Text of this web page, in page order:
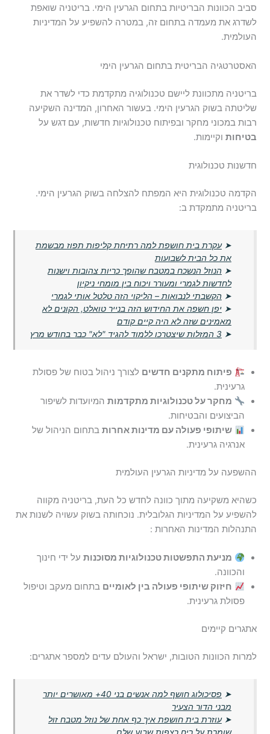
סביב הכוונות הבריטיות בתחום הגרעין הימי. בריטניה שואפת
לשדרג את מעמדה בתחום זה, במטרה להשפיע על המדיניות
העולמית.
האסטרטגיה הבריטית בתחום הגרעין הימי
בריטניה מתכוונת ליישם טכנולוגיה מתקדמת כדי לשדר את
שליטתה בשוק הגרעין הימי. בעשור האחרון, המדינה השקיעה
רבות במכוני מחקר ובפיתוח טכנולוגיות חדשות, עם דגש על
בטיחות וקיימות.
חדשנות טכנולוגית
הקדמה טכנולוגית היא המפתח להצלחה בשוק הגרעין הימי.
בריטניה מתמקדת ב:
➤עקרת בית חושפת למה רתיחת קליפות תפוז מבשמת
את כל הבית לשבועות
➤ הנוזל הנשכח במטבח שהופך כריות צהובות וישנות
לחדשות לגמרי ומעורר ויכוח בין מומחי ניקיון
➤ הקשבתי לנבואות – הליקוי הזה טלטל אותי לגמרי
➤יפן חשפה את החידוש הזה בנייר טואלט, הקונים לא
מאמינים שזה לא היה קיים קודם
➤ 3 המזלות שיצטרכו ללמוד להגיד "לא" כבר בחודש מרץ
פיתוח מתקנים חדשים לצורך ניהול בטוח של פסולת
גרעינית.
מחקר על טכנולוגיות מתקדמות המיועדות לשיפור
הביצועים והבטיחות.
שיתופי פעולה עם מדינות אחרות בתחום הניהול של
אנרגיה גרעינית.
ההשפעה על מדיניות הגרעין העולמית
כשהיא משקיעה מתוך כוונה לחדש כל העת, בריטניה מקווה
להשפיע על המדיניות הגלובלית. נוכחותה בשוק עשויה לשנות את
התנהלות המדינות האחרות :
מניעת התפשטות טכנולוגיות מסוכנות על ידי חינוך
והכוונה.
חיזוק שיתופי פעולה בין לאומיים בתחום מעקב וטיפול
פסולת גרעינית.
אתגרים קיימים
למרות הכוונות הטובות, ישראל והעולם עדים למספר אתגרים:
➤
פסיכולוג חושף למה אנשים בני 40+ מאושרים יותר
מבני הדור הצעיר
➤עוזרת בית חושפת איך כף אחת של נוזל מטבח זול